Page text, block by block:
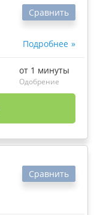
Подробнее
Сравнить
от 1 минуты
Одобрение
Сравнить